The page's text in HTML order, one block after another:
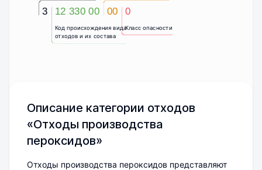
3
Код происхождения вида
отходов и их состава
12 330 00 00
Класс опасности
0
Описание категории отходов
«Отходы производства
пероксидов»
Отходы производства пероксидов представляют